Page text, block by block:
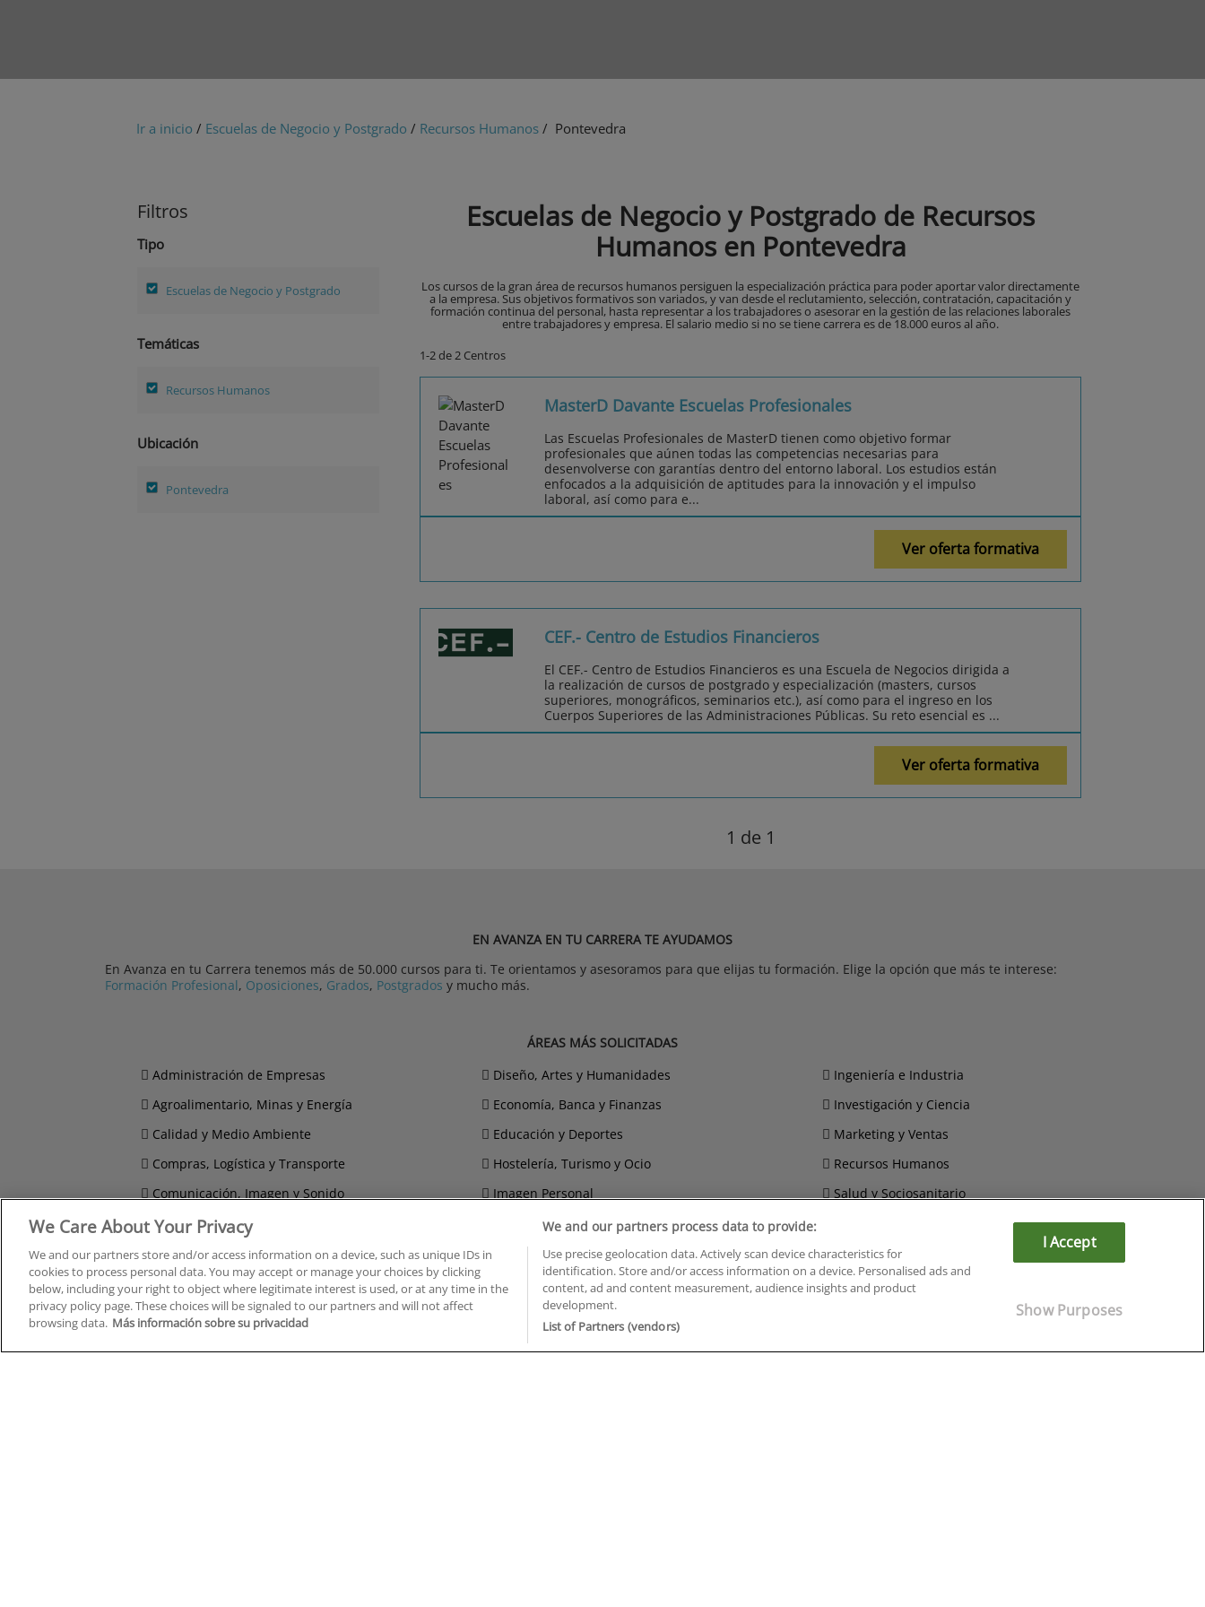
Ir a inicio / Escuelas de Negocio y Postgrado / Recursos Humanos / Pontevedra
Filtros
Tipo
Escuelas de Negocio y Postgrado
Temáticas
Recursos Humanos
Ubicación
Pontevedra
Escuelas de Negocio y Postgrado de Recursos
Humanos en Pontevedra
Los cursos de la gran área de recursos humanos persiguen la especialización práctica para poder aportar valor directamente
a la empresa. Sus objetivos formativos son variados, y van desde el reclutamiento, selección, contratación, capacitación y
formación continua del personal, hasta representar a los trabajadores o asesorar en la gestión de las relaciones laborales
entre trabajadores y empresa. El salario medio si no se tiene carrera es de 18.000 euros al año.
1-2 de 2 Centros
MasterD Davante Escuelas Profesionales
Las Escuelas Profesionales de MasterD tienen como objetivo formar
profesionales que aúnen todas las competencias necesarias para
desenvolverse con garantías dentro del entorno laboral. Los estudios están
enfocados a la adquisición de aptitudes para la innovación y el impulso
laboral, así como para e...
Ver oferta formativa
CEF.- Centro de Estudios Financieros
El CEF.- Centro de Estudios Financieros es una Escuela de Negocios dirigida a
la realización de cursos de postgrado y especialización (masters, cursos
superiores, monográficos, seminarios etc.), así como para el ingreso en los
Cuerpos Superiores de las Administraciones Públicas. Su reto esencial es ...
Ver oferta formativa
1 de 1
EN AVANZA EN TU CARRERA TE AYUDAMOS
En Avanza en tu Carrera tenemos más de 50.000 cursos para ti. Te orientamos y asesoramos para que elijas tu formación. Elige la opción que más te interese:
Formación Profesional, Oposiciones, Grados, Postgrados y mucho más.
ÁREAS MÁS SOLICITADAS
Administración de Empresas
Agroalimentario, Minas y Energía
Calidad y Medio Ambiente
Compras, Logística y Transporte
Comunicación, Imagen y Sonido
Derecho y Seguridad
Diseño, Artes y Humanidades
Economía, Banca y Finanzas
Educación y Deportes
Hostelería, Turismo y Ocio
Imagen Personal
Informática y Telecomunicaciones
Ingeniería e Industria
Investigación y Ciencia
Marketing y Ventas
Recursos Humanos
Salud y Sociosanitario
BUSCA TUS CURSOS EN TU PROVINCIA
Cursos en A Coruña
Cursos en Albacete
Cursos en Alicante
Cursos en Castellón
Cursos en Cáceres
Cursos en La Rioja
Cursos en Las Palmas
Cursos en León
Cursos en Tenerife
We Care About Your Privacy
We and our partners store and/or access information on a device, such as unique IDs in
cookies to process personal data. You may accept or manage your choices by clicking
below, including your right to object where legitimate interest is used, or at any time in the
privacy policy page. These choices will be signaled to our partners and will not affect
browsing data. Más información sobre su privacidad
We and our partners process data to provide:
Use precise geolocation data. Actively scan device characteristics for
identification. Store and/or access information on a device. Personalised ads and
content, ad and content measurement, audience insights and product
development.
List of Partners (vendors)
I Accept
Show Purposes